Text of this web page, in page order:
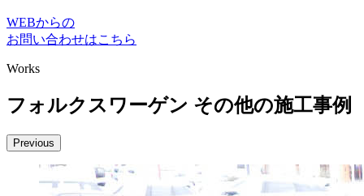
WEBからの
お問い合わせはこちら
Works
フォルクスワーゲン その他の施工事例
Previous